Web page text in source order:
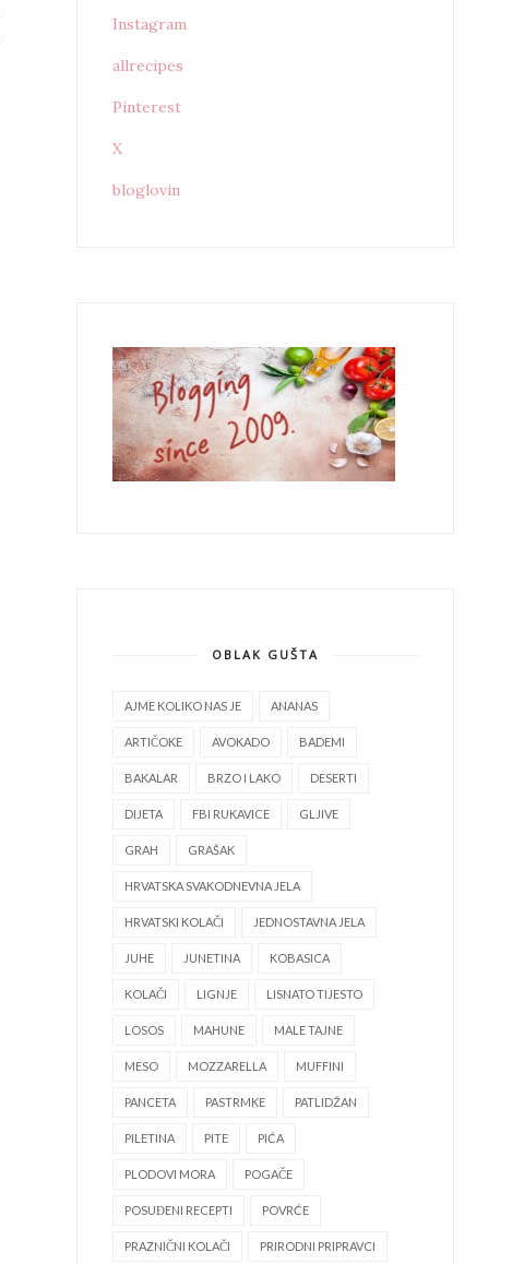
Instagram
allrecipes
Pinterest
X
bloglovin
OBLAK GUŠTA
AJME KOLIKO NAS JE ANANAS
ARTIČOKE AVOKADO BADEMI
BAKALAR BRZO I LAKO DESERTI
DIJETA FBI RUKAVICE GLJIVE
GRAH GRAŠAK
HRVATSKA SVAKODNEVNA JELA
HRVATSKI KOLAČI JEDNOSTAVNA JELA
JUHE JUNETINA KOBASICA
KOLAČI LIGNJE LISNATO TIJESTO
LOSOS MAHUNE MALE TAJNE
MESO MOZZARELLA MUFFINI
PANCETA PASTRMKE PATLIDŽAN
PILETINA PITE PIĆA
PLODOVI MORA POGAČE
POSUĐENI RECEPTI POVRĆE
PRAZNIČNI KOLAČI PRIRODNI PRIPRAVCI